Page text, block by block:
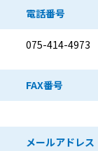
電話番号
075-414-4973
FAX番号
メールアドレス